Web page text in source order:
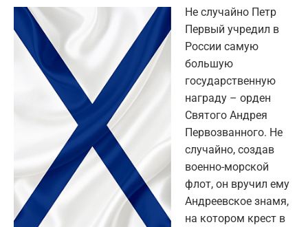
Не случайно Петр
Первый учредил в
России самую
большую
государственную
награду – орден
Святого Андрея
Первозванного. Не
случайно, создав
военно-морской
флот, он вручил ему
Андреевское знамя,
на котором крест в